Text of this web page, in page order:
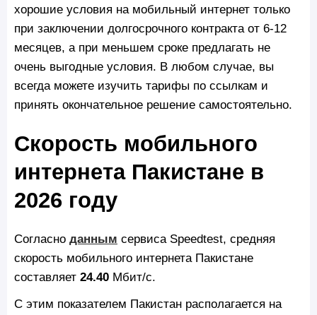
хорошие условия на мобильный интернет только
при заключении долгосрочного контракта от 6-12
месяцев, а при меньшем сроке предлагать не
очень выгодные условия. В любом случае, вы
всегда можете изучить тарифы по ссылкам и
принять окончательное решение самостоятельно.
Скорость мобильного
интернета Пакистане в
2026 году
Согласно данным сервиса Speedtest, средняя
скорость мобильного интернета Пакистане
составляет 24.40 Мбит/с.
С этим показателем Пакистан располагается на